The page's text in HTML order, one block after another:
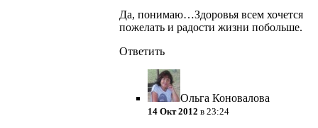
Да, понимаю…Здоровья всем хочется
пожелать и радости жизни побольше.
Ответить
Ольга Коновалова
14 Окт 2012 в 23:24